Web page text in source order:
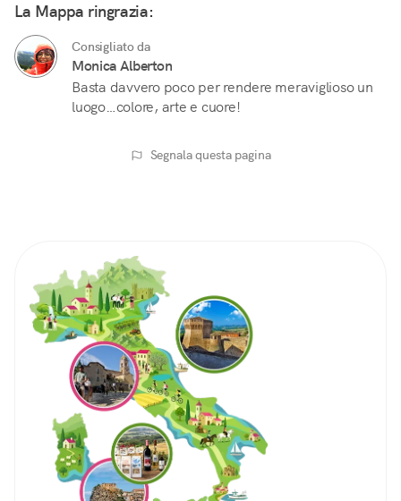
La Mappa ringrazia:
Consigliato da
Monica Alberton
Basta davvero poco per rendere meraviglioso un
luogo…colore, arte e cuore!
Segnala questa pagina